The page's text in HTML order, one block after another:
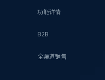
功能详情
B2B
全渠道销售